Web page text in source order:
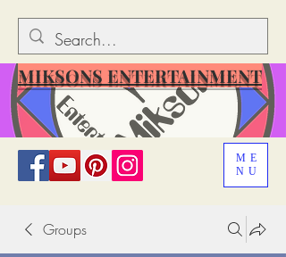
ME
NU
MIKSONS ENTERTAINMENT
Groups